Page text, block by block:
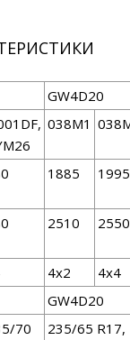
GW4D20
038М1
1885 1995
2510 2550
4x2
4x4
GW4D20
70
235/65 R17,